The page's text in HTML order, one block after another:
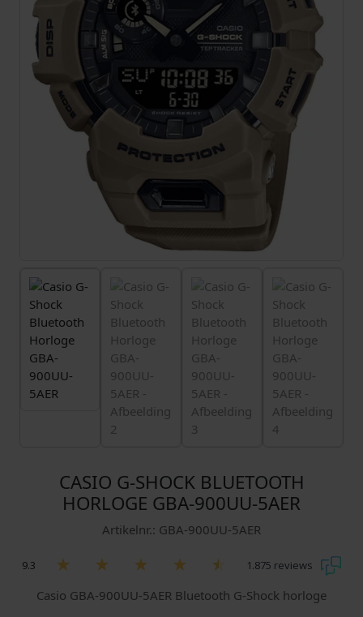
CASIO G-SHOCK BLUETOOTH
HORLOGE GBA-900UU-5AER
Artikelnr.: GBA-900UU-5AER
9.3 1.875 reviews
Casio GBA-900UU-5AER Bluetooth G-Shock horloge